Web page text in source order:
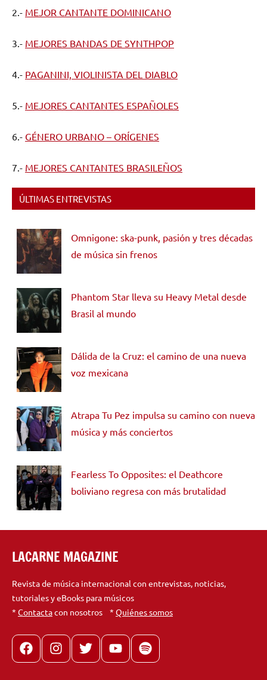
2.- MEJOR CANTANTE DOMINICANO
3.- MEJORES BANDAS DE SYNTHPOP
4.- PAGANINI, VIOLINISTA DEL DIABLO
5.- MEJORES CANTANTES ESPAÑOLES
6.- GÉNERO URBANO – ORÍGENES
7.- MEJORES CANTANTES BRASILEÑOS
ÚLTIMAS ENTREVISTAS
Omnigone: ska-punk, pasión y tres décadas
de música sin frenos
Phantom Star lleva su Heavy Metal desde
Brasil al mundo
Dálida de la Cruz: el camino de una nueva
voz mexicana
Atrapa Tu Pez impulsa su camino con nueva
música y más conciertos
Fearless To Opposites: el Deathcore
boliviano regresa con más brutalidad
LACARNE MAGAZINE
Revista de música internacional con entrevistas, noticias,
tutoriales y eBooks para músicos
* Contactacon nosotros * Quiénes somos
FacebookInstagram
X youtubespotify